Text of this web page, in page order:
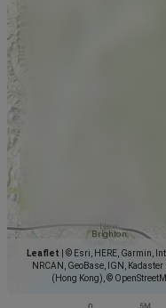
Leaflet
© Esri, HERE, Garmin,
NRCAN, GeoBase, IGN,
(Hong Kong), ©